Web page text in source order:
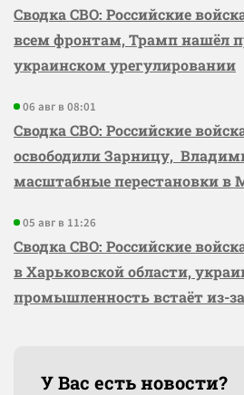
Сводка СВО: Российские
всем фронтам, Трамп нашёл
украинском урегулировании
06 авг в 08:01
Сводка СВО: Российские
освободили Зарницу,
масштабные перестановки в
05 авг в 11:26
Сводка СВО: Российские
в Харьковской области,
промышленность встаёт из-
У Вас есть новости?